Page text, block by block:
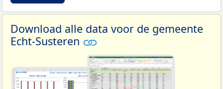
Download alle data voor de gemeente
Echt-Susteren